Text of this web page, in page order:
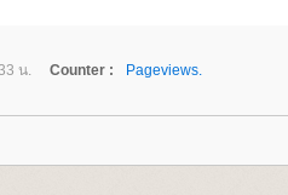
น. Counter :
Pageviews.